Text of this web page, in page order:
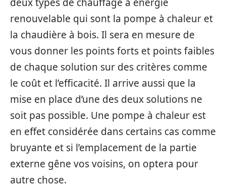
renouvelable qui sont la pompe à chaleur et
la chaudière à bois. Il sera en mesure de
vous donner les points forts et points faibles
de chaque solution sur des critères comme
le coût et l’efficacité. Il arrive aussi que la
mise en place d’une des deux solutions ne
soit pas possible. Une pompe à chaleur est
en effet considérée dans certains cas comme
bruyante et si l’emplacement de la partie
externe gêne vos voisins, on optera pour
autre chose.